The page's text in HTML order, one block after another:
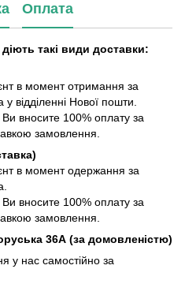
Оплата
такі види доставки:
в момент отримання за
відділенні Нової пошти.
вносите 100% оплату за
замовлення.
в момент одержання за
вносите 100% оплату за
замовлення.
36А (за домовленістю)
у нас самостійно за